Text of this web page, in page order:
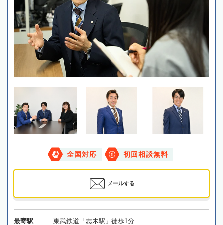
全国対応 初回相談無料
メールする
最寄駅 東武鉄道「志木駅」徒歩1分